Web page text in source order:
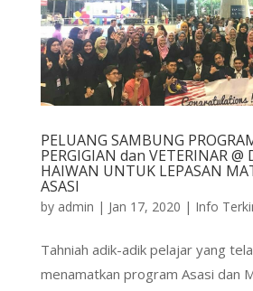
PELUANG SAMBUNG
PERGIGIAN dan VETERINAR @
HAIWAN UNTUK LEPASAN
ASASI
by admin | Jan 17, 2020 | Info
Tahniah adik-adik pelajar yang
menamatkan program Asasi dan